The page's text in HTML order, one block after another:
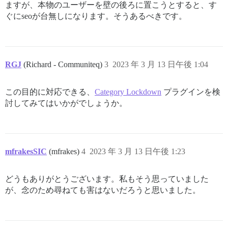
ますが、本物のユーザーを壁の後ろに置こうとすると、す
ぐにseoが台無しになります。そうあるべきです。
RGJ (Richard - Communiteq) 2023 年 3 月 13 日午後 1:04
3
この目的に対応できる、 Category Lockdown プラグインを検
討してみてはいかがでしょうか。
mfrakesSIC (mfrakes) 2023 年 3 月 13 日午後 1:23
4
どうもありがとうございます。私もそう思っていました
が、念のため尋ねても害はないだろうと思いました。